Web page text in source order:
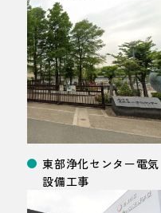
東部浄化センター電気
設備工事